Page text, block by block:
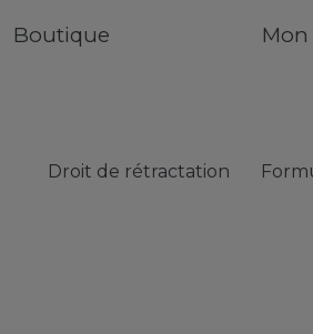
Boutique
Droit de rétractation